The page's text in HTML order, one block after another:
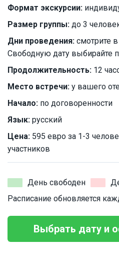
Формат экскурсии:
Размер группы: до 3
Дни проведения: смотрите
Свободную дату выбирайте
Продолжительность: 12
Место встречи: у вашего
Начало: по договоренности
Язык: русский
Цена: 595 евро за 1-3
участников
День свободен
Расписание обновляется
Выбрать дату и